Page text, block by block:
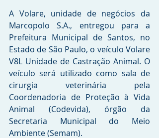
A Volare, unidade de negócios da
Marcopolo S.A., entregou para a
Prefeitura Municipal de Santos, no
Estado de São Paulo, o veículo Volare
V8L Unidade de Castração Animal. O
veículo será utilizado como sala de
cirurgia veterinária pela
Coordenadoria de Proteção à Vida
Animal (Codevida), órgão da
Secretaria Municipal do Meio
Ambiente (Semam).